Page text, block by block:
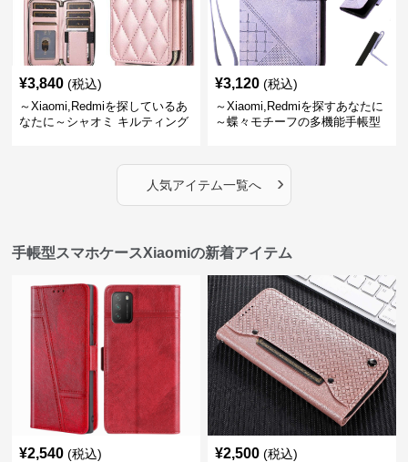
¥3,840 (税込)
～Xiaomi,Redmiを探しているあ
なたに～シャオミ キルティング
¥3,120 (税込)
～Xiaomi,Redmiを探すあなたに
～蝶々モチーフの多機能手帳型
人気アイテム一覧へ ›
手帳型スマホケースXiaomiの新着アイテム
¥2,540 (税込) ¥2,500 (税込)